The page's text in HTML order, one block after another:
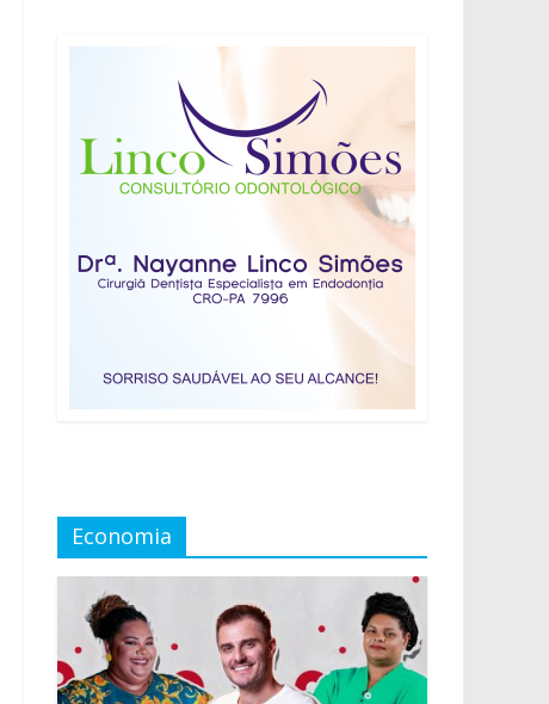
Economia